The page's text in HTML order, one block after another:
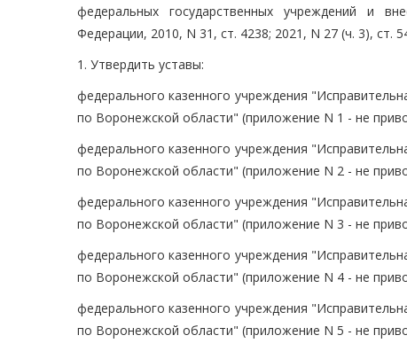
федеральных государственных учреждений и
Федерации, 2010, N 31, ст. 4238; 2021, N 27 (ч. 3), ст.
1. Утвердить уставы:
федерального казенного учреждения
по Воронежской области" (приложение N 1 - не
федерального казенного учреждения
по Воронежской области" (приложение N 2 - не
федерального казенного учреждения
по Воронежской области" (приложение N 3 - не
федерального казенного учреждения
по Воронежской области" (приложение N 4 - не
федерального казенного учреждения
по Воронежской области" (приложение N 5 - не